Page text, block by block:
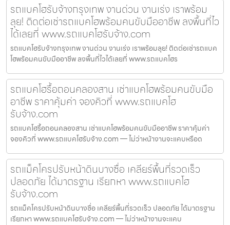
รถแบคโฮรับจ้างกรุงเทพ งานด่วน งานเร่ง เราพร้อม
ลุย! ติดต่อเช่ารถแบคโฮพร้อมคนขับมืออาชีพ ลงพื้นที่ไว
ได้เลยที่ www.รถแบคโฮรับจ้าง.com
รถแบคโฮรับจ้างกรุงเทพ งานด่วน งานเร่ง เราพร้อมลุย! ติดต่อเช่ารถแบค
โฮพร้อมคนขับมืออาชีพ ลงพื้นที่ไวได้เลยที่ www.รถแบคโฮร
รถแบคโฮรื้อถอนคลองสาน เช่าแบคโฮพร้อมคนขับมือ
อาชีพ ราคาคุ้มค่า จองคิวที่ www.รถแบคโฮ
รับจ้าง.com
รถแบคโฮรื้อถอนคลองสาน เช่าแบคโฮพร้อมคนขับมืออาชีพ ราคาคุ้มค่า
จองคิวที่ www.รถแบคโฮรับจ้าง.com — ไม่ว่าหน้างานจะแคบหรือด
รถแม็คโครปรับหน้าดินบางซื่อ เคลียร์พื้นที่รวดเร็ว
ปลอดภัย ได้มาตรฐาน เรียกหา www.รถแบคโฮ
รับจ้าง.com
รถแม็คโครปรับหน้าดินบางซื่อ เคลียร์พื้นที่รวดเร็ว ปลอดภัย ได้มาตรฐาน
เรียกหา www.รถแบคโฮรับจ้าง.com — ไม่ว่าหน้างานจะแคบ